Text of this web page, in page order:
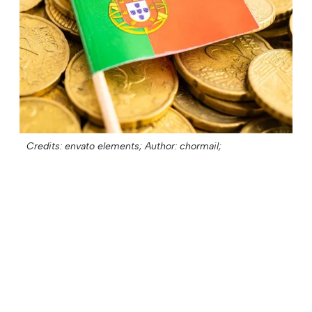
Credits: envato elements; Author: chormail;